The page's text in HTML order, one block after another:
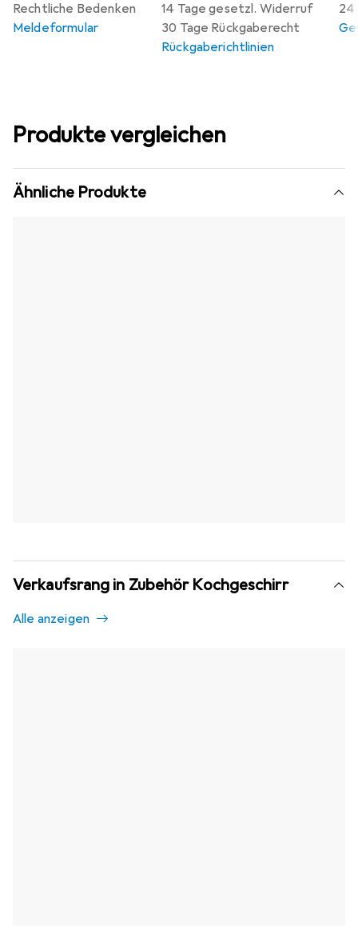
14 Tage gesetzl. Widerruf
30 Tage Rückgaberecht
Rückgaberichtlinien
24
Rechtliche Bedenken
Meldeformular
Produkte vergleichen
Ähnliche Produkte
Verkaufsrang in Zubehör Kochgeschirr
Alle anzeigen